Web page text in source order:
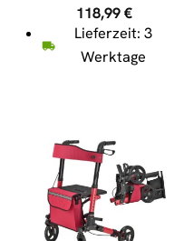
118,99€
Lieferzeit: 3
Werktage